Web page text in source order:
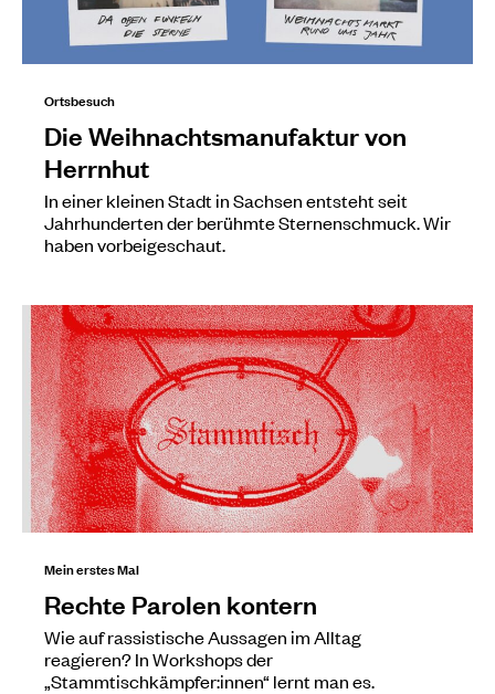
Ortsbesuch
Die Weihnachtsmanufaktur von
Herrnhut
In einer kleinen Stadt in Sachsen entsteht seit
Jahrhunderten der berühmte Sternenschmuck. Wir
haben vorbeigeschaut.
Mein erstes Mal
Rechte Parolen kontern
Wie auf rassistische Aussagen im Alltag
reagieren? In Workshops der
„Stammtischkämpfer:innen“ lernt man es.